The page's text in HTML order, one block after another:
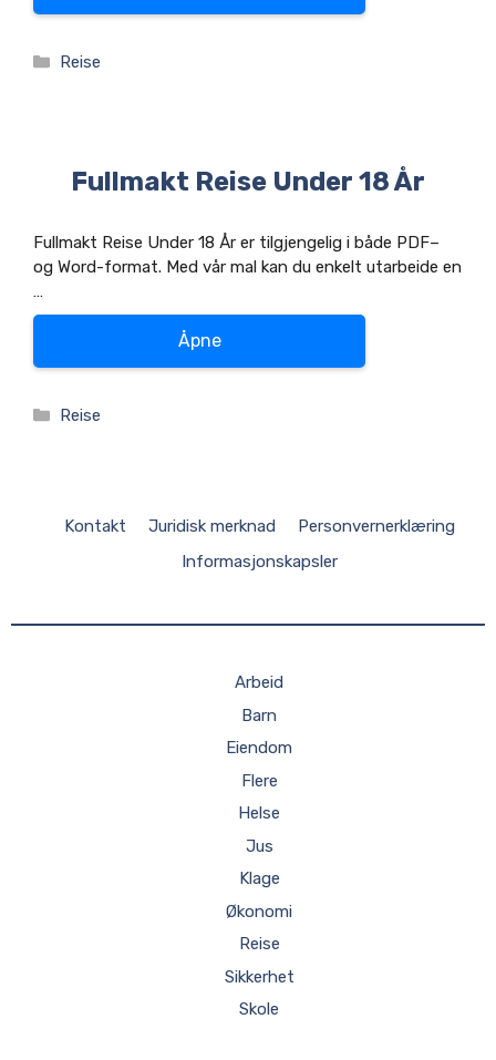
Kategorier
Reise
Fullmakt Reise Under 18 År
Fullmakt Reise Under 18 År er tilgjengelig i både PDF–
og Word-format. Med vår mal kan du enkelt utarbeide en
…
Åpne
Kategorier
Reise
Kontakt Juridisk merknad
Personvernerklæring
Informasjonskapsler
Arbeid
Barn
Eiendom
Flere
Helse
Jus
Klage
Økonomi
Reise
Sikkerhet
Skole